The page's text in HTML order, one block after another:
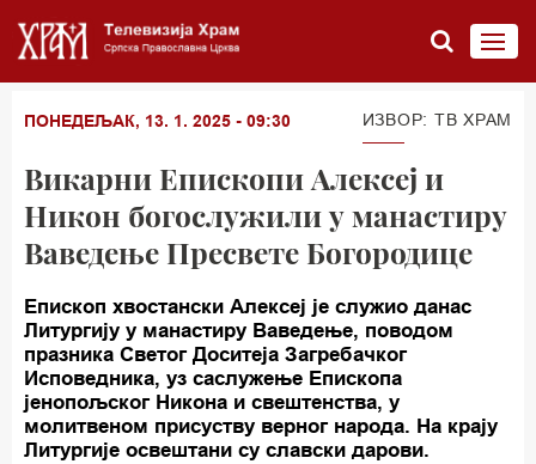
ПОНЕДЕЉАК, 13. 1. 2025 - 09:30 ИЗВОР: TВ ХРАМ
Викарни Епископи Алексеј и
Никон богослужили у манастиру
Ваведење Пресвете Богородице
Епископ хвостански Алексеј је служио данас
Литургију у манастиру Ваведење, поводом
празника Светог Доситеја Загребачког
Исповедника, уз саслужење Епископа
јенопољског Никона и свештенства, у
молитвеном присуству верног народа. На крају
Литургије освештани су славски дарови.